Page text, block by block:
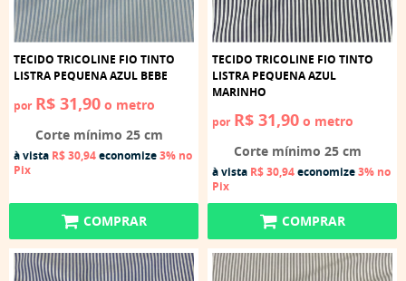
TECIDO TRICOLINE FIO TINTO
LISTRA PEQUENA AZUL BEBE
por R$ 31,90 o metro
Corte mínimo 25 cm
à vista R$ 30,94economize3% no
Pix
COMPRAR
TECIDO TRICOLINE FIO TINTO
LISTRA PEQUENA AZUL
MARINHO
por R$ 31,90 o metro
Corte mínimo 25 cm
à vista R$ 30,94economize3% no
Pix
COMPRAR